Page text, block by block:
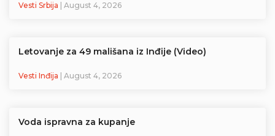
Vesti Srbija | August 4, 2026
Letovanje za 49 mališana iz Inđije (Video)
Vesti Inđija | August 4, 2026
Voda ispravna za kupanje